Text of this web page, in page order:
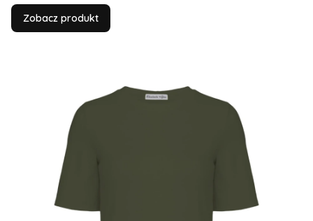
Zobacz produkt